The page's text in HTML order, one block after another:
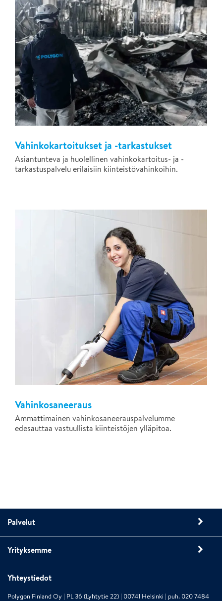
Vahinkokartoitukset ja -tarkastukset
Asiantunteva ja huolellinen vahinkokartoitus- ja -
tarkastuspalvelu erilaisiin kiinteistövahinkoihin.
Vahinkosaneeraus
Ammattimainen vahinkosaneerauspalvelumme
edesauttaa vastuullista kiinteistöjen ylläpitoa.
Palvelut
Yrityksemme
Yhteystiedot
Polygon Finland Oy | PL 36 (Lyhtytie 22) | 00741 Helsinki | puh. 020 7484